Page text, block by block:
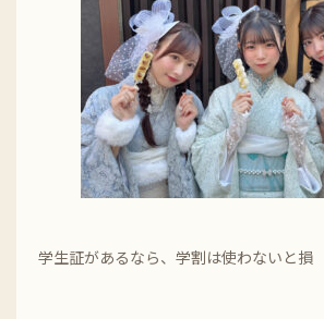
学生証があるなら、学割は使わないと損